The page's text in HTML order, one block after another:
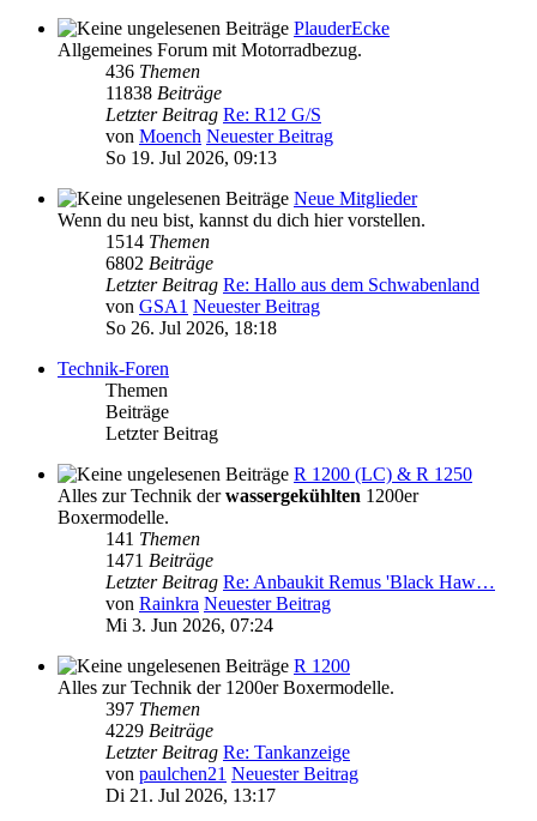
PlauderEcke
Allgemeines Forum mit Motorradbezug.
436 Themen
11838 Beiträge
Letzter Beitrag Re: R12 G/S
von Moench Neuester Beitrag
So 19. Jul 2026, 09:13
Neue Mitglieder
Wenn du neu bist, kannst du dich hier vorstellen.
1514 Themen
6802 Beiträge
Letzter Beitrag Re: Hallo aus dem Schwabenland
von GSA1 Neuester Beitrag
So 26. Jul 2026, 18:18
Technik-Foren
Themen
Beiträge
Letzter Beitrag
R 1200 (LC) & R 1250
Alles zur Technik derwassergekühlten 1200er
Boxermodelle.
141 Themen
1471 Beiträge
Letzter Beitrag Re: Anbaukit Remus 'Black Haw…
von Rainkra Neuester Beitrag
Mi 3. Jun 2026, 07:24
R 1200
Alles zur Technik der 1200er Boxermodelle.
397 Themen
4229 Beiträge
Letzter Beitrag Re: Tankanzeige
von paulchen21 Neuester Beitrag
Di 21. Jul 2026, 13:17